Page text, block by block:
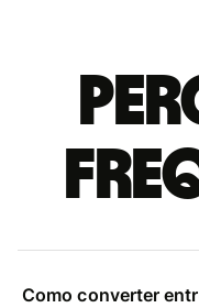
Como converter